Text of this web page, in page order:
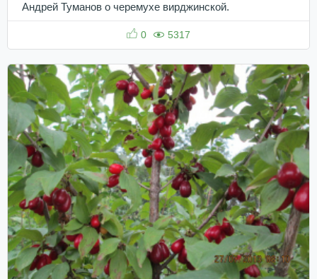
Андрей Туманов о черемухе вирджинской.
0 5317